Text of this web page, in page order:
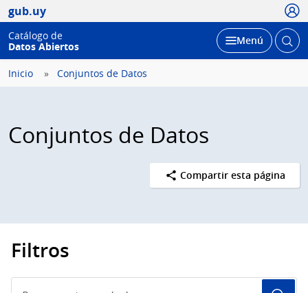
gub.uy
Catálogo de
Datos Abiertos
Desplegar
Menú Abrir
Inicio Conjuntos de Datos
Conjuntos de Datos
Compartir esta página
Filtros